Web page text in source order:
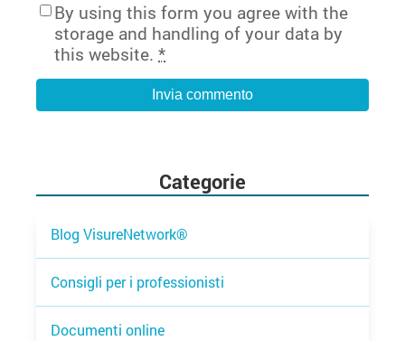
By using this form you agree with the
storage and handling of your data by
this website. *
Categorie
Blog VisureNetwork®
Consigli per i professionisti
Documenti online